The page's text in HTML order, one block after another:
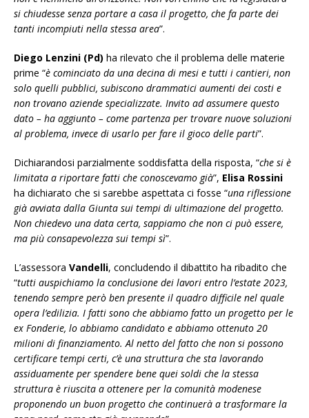
si chiudesse senza portare a casa il progetto, che fa parte dei
tanti incompiuti nella stessa area”.
Diego Lenzini (Pd) ha rilevato che il problema delle materie
prime “è cominciato da una decina di mesi e tutti i cantieri, non
solo quelli pubblici, subiscono drammatici aumenti dei costi e
non trovano aziende specializzate. Invito ad assumere questo
dato – ha aggiunto – come partenza per trovare nuove soluzioni
al problema, invece di usarlo per fare il gioco delle parti”.
Dichiarandosi parzialmente soddisfatta della risposta, “che si è
limitata a riportare fatti che conoscevamo già”, Elisa Rossini
ha dichiarato che si sarebbe aspettata ci fosse “una riflessione
già avviata dalla Giunta sui tempi di ultimazione del progetto.
Non chiedevo una data certa, sappiamo che non ci può essere,
ma più consapevolezza sui tempi sì”.
L’assessora Vandelli, concludendo il dibattito ha ribadito che
“tutti auspichiamo la conclusione dei lavori entro l’estate 2023,
tenendo sempre però ben presente il quadro difficile nel quale
opera l’edilizia. I fatti sono che abbiamo fatto un progetto per le
ex Fonderie, lo abbiamo candidato e abbiamo ottenuto 20
milioni di finanziamento. Al netto del fatto che non si possono
certificare tempi certi, c’è una struttura che sta lavorando
assiduamente per spendere bene quei soldi che la stessa
struttura è riuscita a ottenere per la comunità modenese
proponendo un buon progetto che continuerà a trasformare la